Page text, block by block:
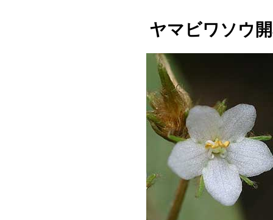
ヤマビワソウ